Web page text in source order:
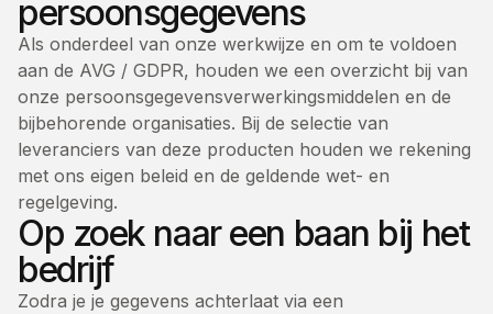
persoonsgegevens
Als onderdeel van onze werkwijze en om te voldoen
aan de AVG / GDPR, houden we een overzicht bij van
onze persoonsgegevensverwerkingsmiddelen en de
bijbehorende organisaties. Bij de selectie van
leveranciers van deze producten houden we rekening
met ons eigen beleid en de geldende wet- en
regelgeving.
Op zoek naar een baan bij het
bedrijf
Zodra je je gegevens achterlaat via een